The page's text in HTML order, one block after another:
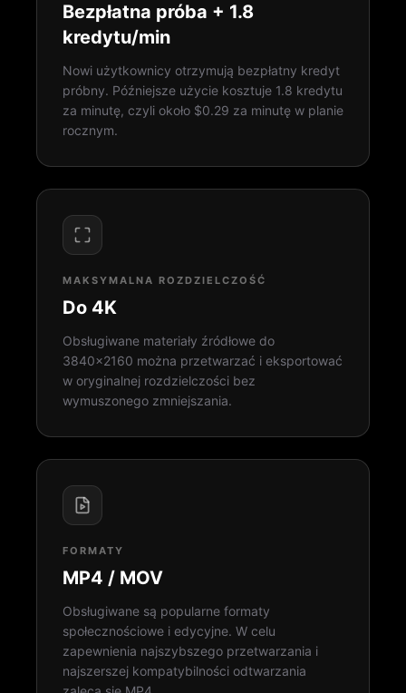
Bezpłatna próba + 1.8
kredytu/min
Nowi użytkownicy otrzymują bezpłatny kredyt
próbny. Późniejsze użycie kosztuje 1.8 kredytu
za minutę, czyli około $0.29 za minutę w planie
rocznym.
MAKSYMALNA ROZDZIELCZOŚĆ
Do 4K
Obsługiwane materiały źródłowe do
3840×2160 można przetwarzać i eksportować
w oryginalnej rozdzielczości bez
wymuszonego zmniejszania.
FORMATY
MP4 / MOV
Obsługiwane są popularne formaty
społecznościowe i edycyjne. W celu
zapewnienia najszybszego przetwarzania i
najszerszej kompatybilności odtwarzania